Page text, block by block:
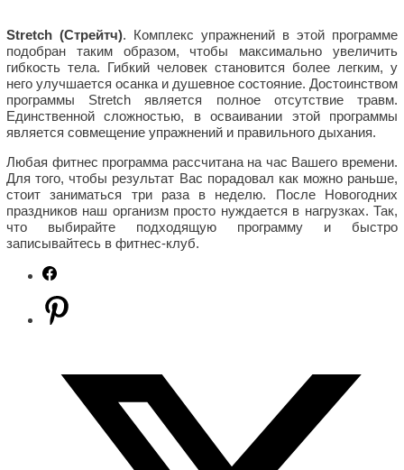
Stretch (Стрейтч). Комплекс упражнений в этой программе
подобран таким образом, чтобы максимально увеличить
гибкость тела. Гибкий человек становится более легким, у
него улучшается осанка и душевное состояние. Достоинством
программы Stretch является полное отсутствие травм.
Единственной сложностью, в осваивании этой программы
является совмещение упражнений и правильного дыхания.
Любая фитнес программа рассчитана на час Вашего времени.
Для того, чтобы результат Вас порадовал как можно раньше,
стоит заниматься три раза в неделю. После Новогодних
праздников наш организм просто нуждается в нагрузках. Так,
что выбирайте подходящую программу и быстро
записывайтесь в фитнес-клуб.